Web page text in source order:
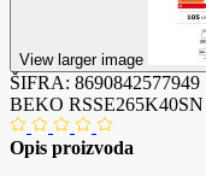
View larger image
ŠIFRA: 8690842577949
BEKO
Opis proizvoda